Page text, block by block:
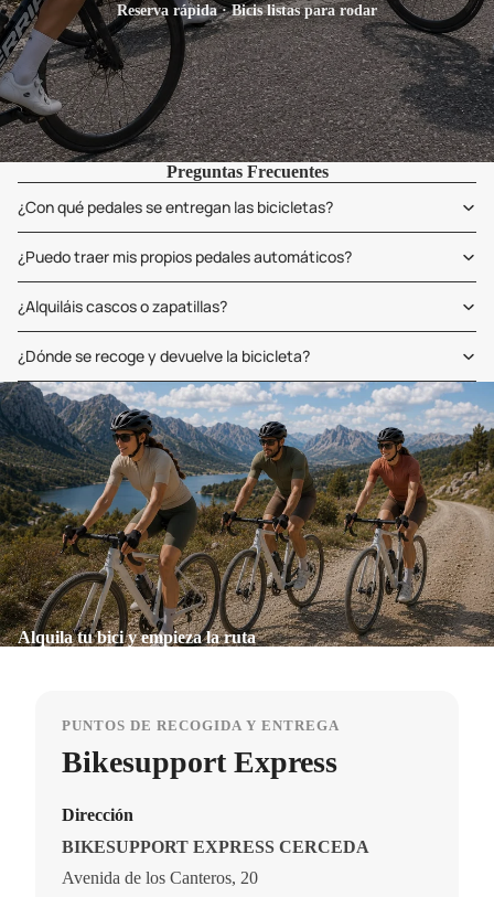
Reserva rápida · Bicis listas para rodar
Preguntas Frecuentes
¿Con qué pedales se entregan las bicicletas?
¿Puedo traer mis propios pedales automáticos?
¿Alquiláis cascos o zapatillas?
¿Dónde se recoge y devuelve la bicicleta?
Alquila tu bici y empieza la ruta
PUNTOS DE RECOGIDA Y ENTREGA
Bikesupport Express
Dirección
BIKESUPPORT EXPRESS CERCEDA
Avenida de los Canteros, 20